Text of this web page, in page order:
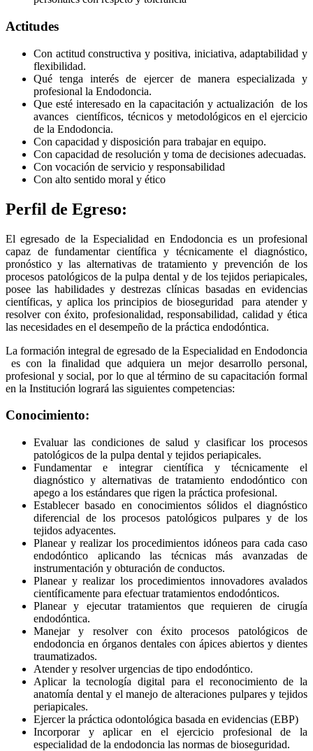
Actitudes
Con actitud constructiva y positiva, iniciativa, adaptabilidad y
flexibilidad.
Qué tenga interés de ejercer de manera especializada y
profesional la Endodoncia.
Que esté interesado en la capacitación y actualización de los
avances científicos, técnicos y metodológicos en el ejercicio
de la Endodoncia.
Con capacidad y disposición para trabajar en equipo.
Con capacidad de resolución y toma de decisiones adecuadas.
Con vocación de servicio y responsabilidad
Con alto sentido moral y ético
Perfil de Egreso:
El egresado de la Especialidad en Endodoncia es un profesional
capaz de fundamentar científica y técnicamente el diagnóstico,
pronóstico y las alternativas de tratamiento y prevención de los
procesos patológicos de la pulpa dental y de los tejidos periapicales,
posee las habilidades y destrezas clínicas basadas en evidencias
científicas, y aplica los principios de bioseguridad para atender y
resolver con éxito, profesionalidad, responsabilidad, calidad y ética
las necesidades en el desempeño de la práctica endodóntica.
La formación integral de egresado de la Especialidad en Endodoncia
es con la finalidad que adquiera un mejor desarrollo personal,
profesional y social, por lo que al término de su capacitación formal
en la Institución logrará las siguientes competencias:
Conocimiento:
Evaluar las condiciones de salud y clasificar los procesos
patológicos de la pulpa dental y tejidos periapicales.
Fundamentar e integrar científica y técnicamente el
diagnóstico y alternativas de tratamiento endodóntico con
apego a los estándares que rigen la práctica profesional.
Establecer basado en conocimientos sólidos el diagnóstico
diferencial de los procesos patológicos pulpares y de los
tejidos adyacentes.
Planear y realizar los procedimientos idóneos para cada caso
endodóntico aplicando las técnicas más avanzadas de
instrumentación y obturación de conductos.
Planear y realizar los procedimientos innovadores avalados
científicamente para efectuar tratamientos endodónticos.
Planear y ejecutar tratamientos que requieren de cirugía
endodóntica.
Manejar y resolver con éxito procesos patológicos de
endodoncia en órganos dentales con ápices abiertos y dientes
traumatizados.
Atender y resolver urgencias de tipo endodóntico.
Aplicar la tecnología digital para el reconocimiento de la
anatomía dental y el manejo de alteraciones pulpares y tejidos
periapicales.
Ejercer la práctica odontológica basada en evidencias (EBP)
Incorporar y aplicar en el ejercicio profesional de la
especialidad de la endodoncia las normas de bioseguridad.